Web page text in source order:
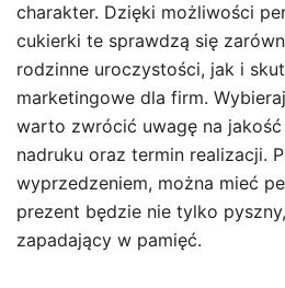
charakter. Dzięki możliwości
cukierki te sprawdzą się
rodzinne uroczystości, jak i
marketingowe dla firm.
warto zwrócić uwagę na
nadruku oraz termin realizacji.
wyprzedzeniem, można mieć
prezent będzie nie tylko
zapadający w pamięć.